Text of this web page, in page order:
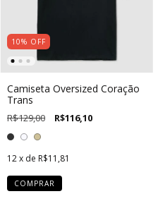
10% OFF
Camiseta Oversized Coração
Trans
R$129,00 R$116,10
12x de R$11,81
COMPRAR